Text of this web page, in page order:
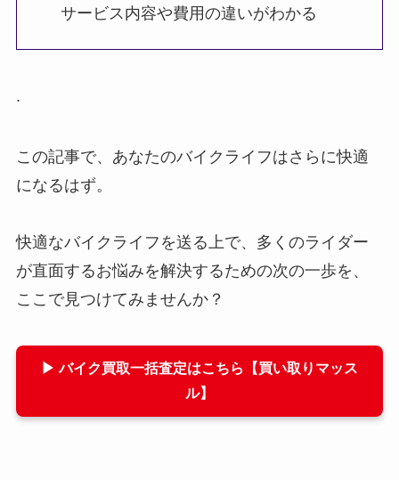
サービス内容や費用の違いがわかる
.
この記事で、あなたのバイクライフはさらに快適
になるはず。
快適なバイクライフを送る上で、多くのライダー
が直面するお悩みを解決するための次の一歩を、
ここで見つけてみませんか？
▶ バイク買取一括査定はこちら【買い取りマッス
ル】